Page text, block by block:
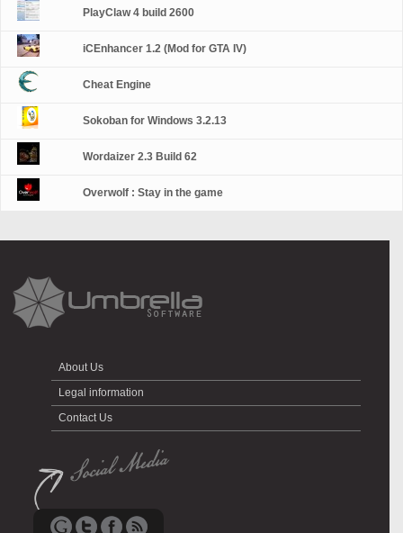
PlayClaw 4 build 2600
iCEnhancer 1.2 (Mod for GTA IV)
Cheat Engine
Sokoban for Windows 3.2.13
Wordaizer 2.3 Build 62
Overwolf : Stay in the game
About Us
Legal information
Contact Us